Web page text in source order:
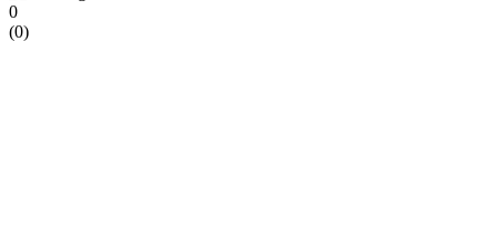
0
(0)